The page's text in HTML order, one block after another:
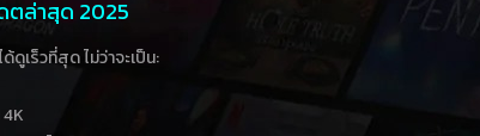
ตล่าสุด 2025
เร็วที่สุด ไม่ว่าจะเป็น: